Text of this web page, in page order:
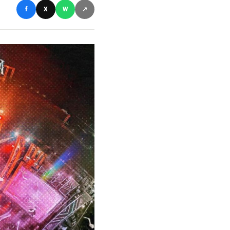
f X W ↗